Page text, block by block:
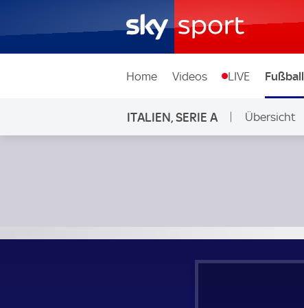
Home Videos LIVE Fußball
ITALIEN, SERIE A Übersicht